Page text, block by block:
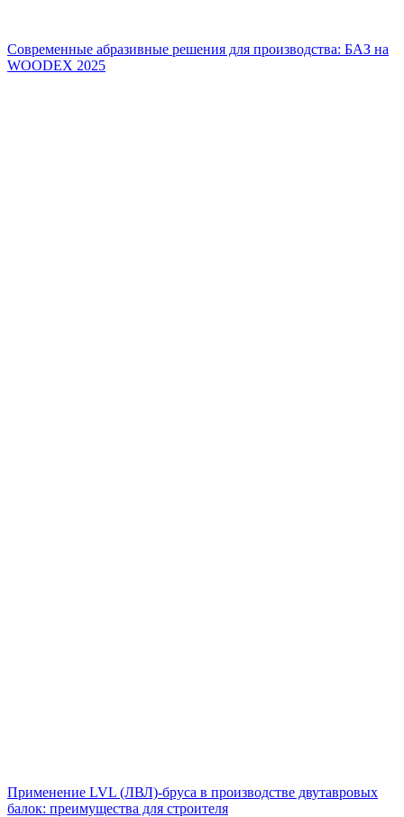
Современные абразивные решения для производства: БАЗ на
WOODEX 2025
Применение LVL (ЛВЛ)-бруса в производстве двутавровых
балок: преимущества для строителя